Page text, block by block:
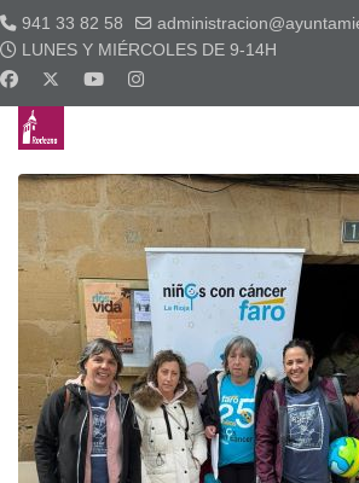
941 33 82 58
LUNES Y MIÉRCOLES DE 9-14H